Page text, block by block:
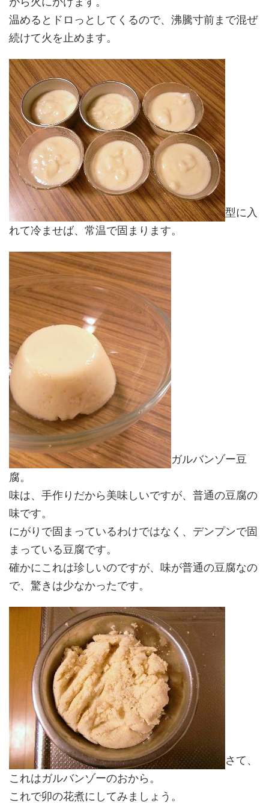
温めるとドロっとしてくるので、沸騰寸前まで混ぜ
続けて火を止めます。
型に入
れて冷ませば、常温で固まります。
ガルバンゾー豆
腐。
味は、手作りだから美味しいですが、普通の豆腐の
味です。
にがりで固まっているわけではなく、デンプンで固
まっている豆腐です。
確かにこれは珍しいのですが、味が普通の豆腐なの
で、驚きは少なかったです。
さて、
これはガルバンゾーのおから。
これで卯の花煮にしてみましょう。